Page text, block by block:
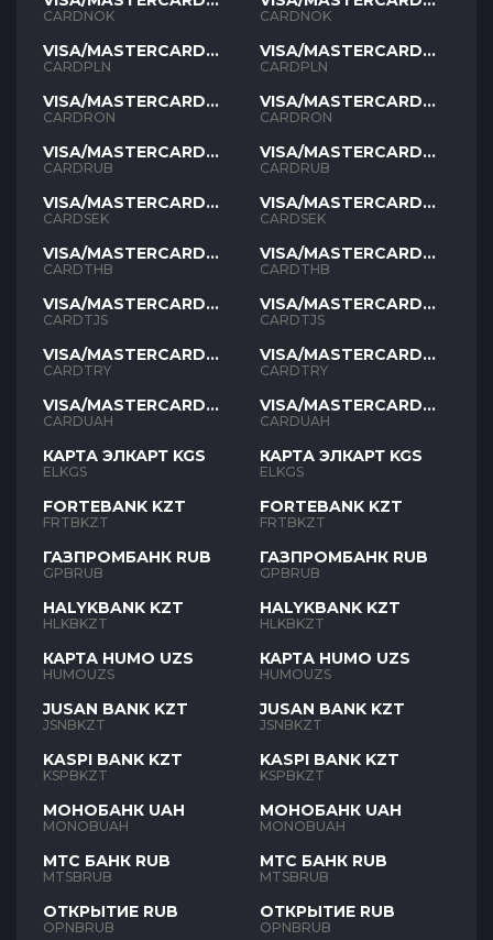
NOK
CARDNOK
VISA/MASTERCARD
PLN
CARDPLN
VISA/MASTERCARD
RON
CARDRON
VISA/MASTERCARD
RUB
CARDRUB
VISA/MASTERCARD
SEK
CARDSEK
VISA/MASTERCARD
THB
CARDTHB
VISA/MASTERCARD
TJS
CARDTJS
VISA/MASTERCARD
TYR
CARDTRY
VISA/MASTERCARD
UAH
CARDUAH
КАРТА ЭЛКАРТ KGS
ELKGS
FORTEBANK KZT
FRTBKZT
ГАЗПРОМБАНК RUB
GPBRUB
HALYKBANK KZT
HLKBKZT
КАРТА HUMO UZS
HUMOUZS
JUSAN BANK KZT
JSNBKZT
KASPI BANK KZT
KSPBKZT
МОНОБАНК UAH
MONOBUAH
МТС БАНК RUB
MTSBRUB
ОТКРЫТИЕ RUB
OPNBRUB
NOK
CARDNOK
VISA/MASTERCARD
PLN
CARDPLN
VISA/MASTERCARD
RON
CARDRON
VISA/MASTERCARD
RUB
CARDRUB
VISA/MASTERCARD
SEK
CARDSEK
VISA/MASTERCARD
THB
CARDTHB
VISA/MASTERCARD
TJS
CARDTJS
VISA/MASTERCARD
TYR
CARDTRY
VISA/MASTERCARD
UAH
CARDUAH
КАРТА ЭЛКАРТ KGS
ELKGS
FORTEBANK KZT
FRTBKZT
ГАЗПРОМБАНК RUB
GPBRUB
HALYKBANK KZT
HLKBKZT
КАРТА HUMO UZS
HUMOUZS
JUSAN BANK KZT
JSNBKZT
KASPI BANK KZT
KSPBKZT
МОНОБАНК UAH
MONOBUAH
МТС БАНК RUB
MTSBRUB
ОТКРЫТИЕ RUB
OPNBRUB